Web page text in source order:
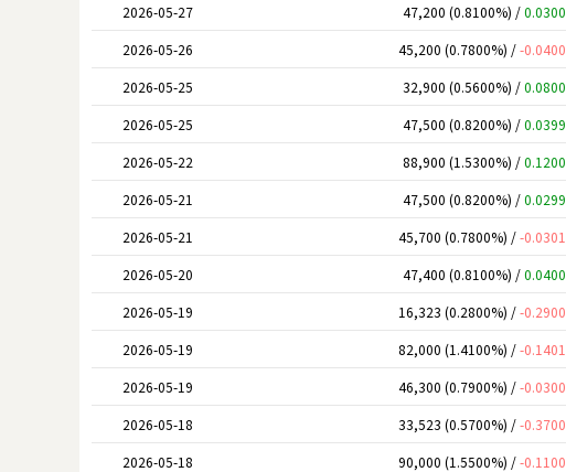
2026-05-27
47,200 (0.8100%) /0.0300
2026-05-26
45,200 (0.7800%) /-0.0400
2026-05-25
32,900 (0.5600%) /0.0800
2026-05-25
47,500 (0.8200%) /0.0399
2026-05-22
88,900 (1.5300%) /0.1200
2026-05-21
47,500 (0.8200%) /0.0299
2026-05-21
45,700 (0.7800%) /-0.0301
2026-05-20
47,400 (0.8100%) /0.0400
2026-05-19
16,323 (0.2800%) /-0.2900
2026-05-19
82,000 (1.4100%) /-0.1401
2026-05-19
46,300 (0.7900%) /-0.0300
2026-05-18
33,523 (0.5700%) /-0.3700
2026-05-18
90,000 (1.5500%) /-0.1100